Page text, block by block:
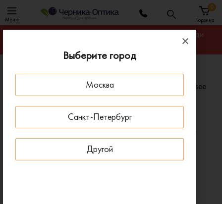
Выберите город
Москва
Санкт-Петербург
Другой
Меню Корзина
0
Гарантируем лучшую цену на линзы для очков среди
Главная
Линзы для очков
Поляризационные линзы Essilor Varilux Physio Extensee
Поляризационные линзы Essilor Varilux Physio Extensee